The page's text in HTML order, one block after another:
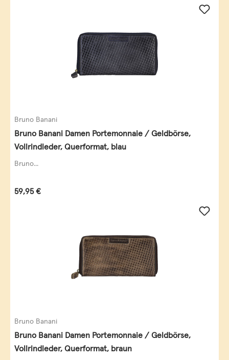
Bruno Banani
Bruno Banani Damen Portemonnaie / Geldbörse,
Vollrindleder, Querformat, blau
Bruno...
Regulärer Preis:
59,95 €
Bruno Banani
Bruno Banani Damen Portemonnaie / Geldbörse,
Vollrindleder, Querformat, braun